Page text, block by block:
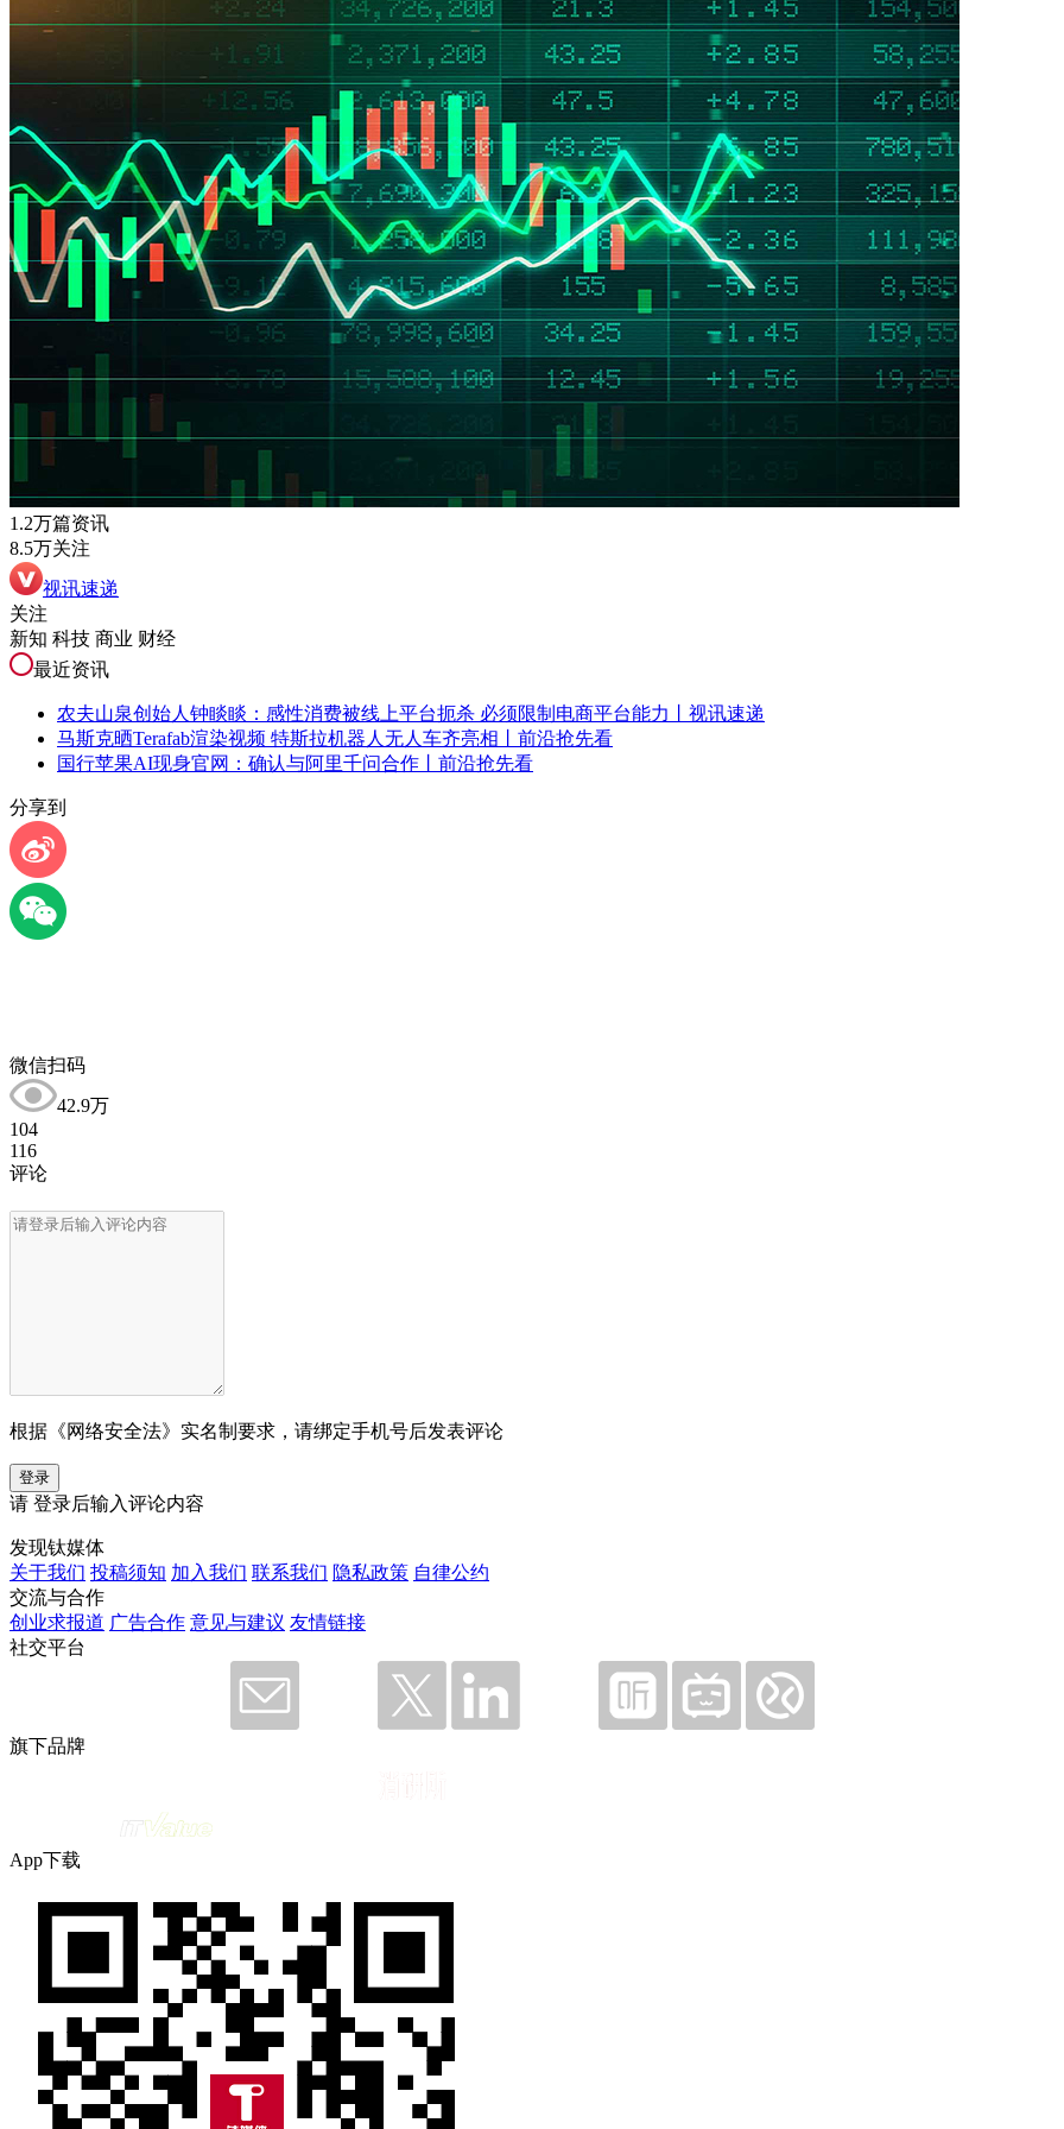
1.2万篇资讯
8.5万关注
视讯速递
关注
新知 科技 商业 财经
最近资讯
农夫山泉创始人钟睒睒：感性消费被线上平台扼杀 必须限制电商平台能力丨视讯速递
马斯克晒Terafab渲染视频 特斯拉机器人无人车齐亮相丨前沿抢先看
国行苹果AI现身官网：确认与阿里千问合作丨前沿抢先看
分享到
微信扫码
42.9万
104
116
评论
根据《网络安全法》实名制要求，请绑定手机号后发表评论
登录
请 登录后输入评论内容
发现钛媒体
关于我们 投稿须知 加入我们 联系我们 隐私政策 自律公约
交流与合作
创业求报道 广告合作 意见与建议 友情链接
社交平台
旗下品牌
App下载